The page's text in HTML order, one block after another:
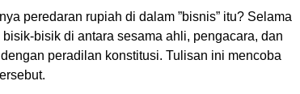
peredaran rupiah di dalam ”bisnis” itu? Selama
bisik di antara sesama ahli, pengacara, dan
peradilan konstitusi. Tulisan ini mencoba